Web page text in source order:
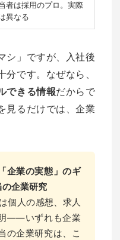
者は採用のプロ。実際
異なる
シ」ですが、入社後
です。なぜなら、
できる情報だからで
見るだけでは、企業
企業の実態」のギ
の企業研究
個人の感想、求人
——いずれも企業
の企業研究は、こ